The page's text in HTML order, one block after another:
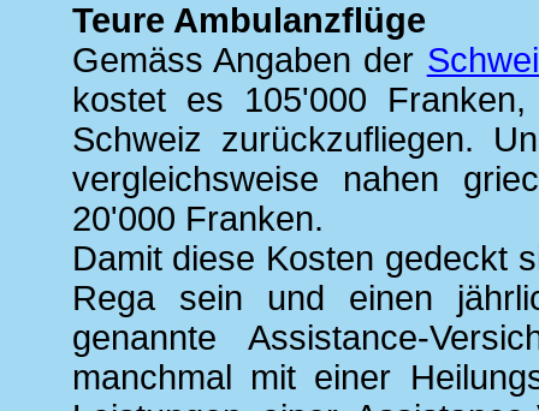
Teure Ambulanzflüge
Gemäss Angaben der
kostet es 105'000
Schweiz zurückzufliegen.
vergleichsweise nahen
20'000 Franken.
Damit diese Kosten gedeckt
Rega sein und einen
genannte Assistance-
manchmal mit einer